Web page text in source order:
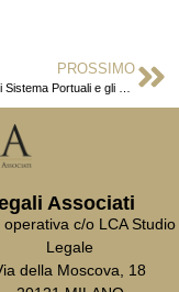
PROSSIMO
Associati
operativa c/o LCA Studio
Legale
della Moscova, 18